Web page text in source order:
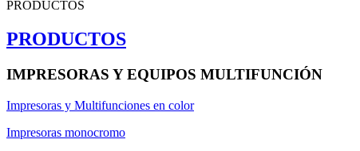
PRODUCTOS
PRODUCTOS
IMPRESORAS Y EQUIPOS MULTIFUNCIÓN
Impresoras y Multifunciones en color
Impresoras monocromo